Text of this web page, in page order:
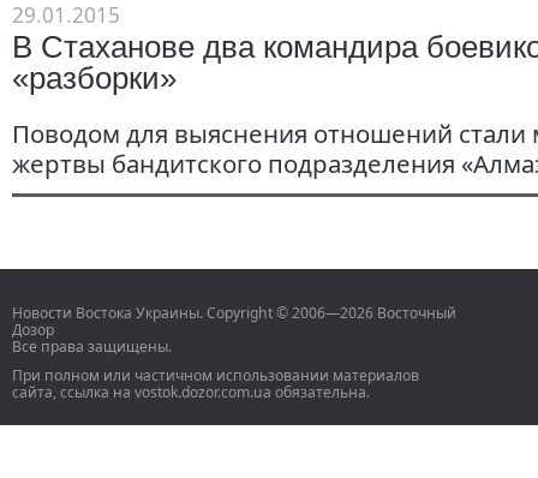
29.01.2015
В Стаханове два командира
«разборки»
Поводом для выяснения отношений
жертвы бандитского подразделения
Новости Востока Украины. Copyright © 2006—2026 Восточный
Дозор
Все права защищены.
При полном или частичном использовании материалов
сайта, ссылка на vostok.dozor.com.ua обязательна.